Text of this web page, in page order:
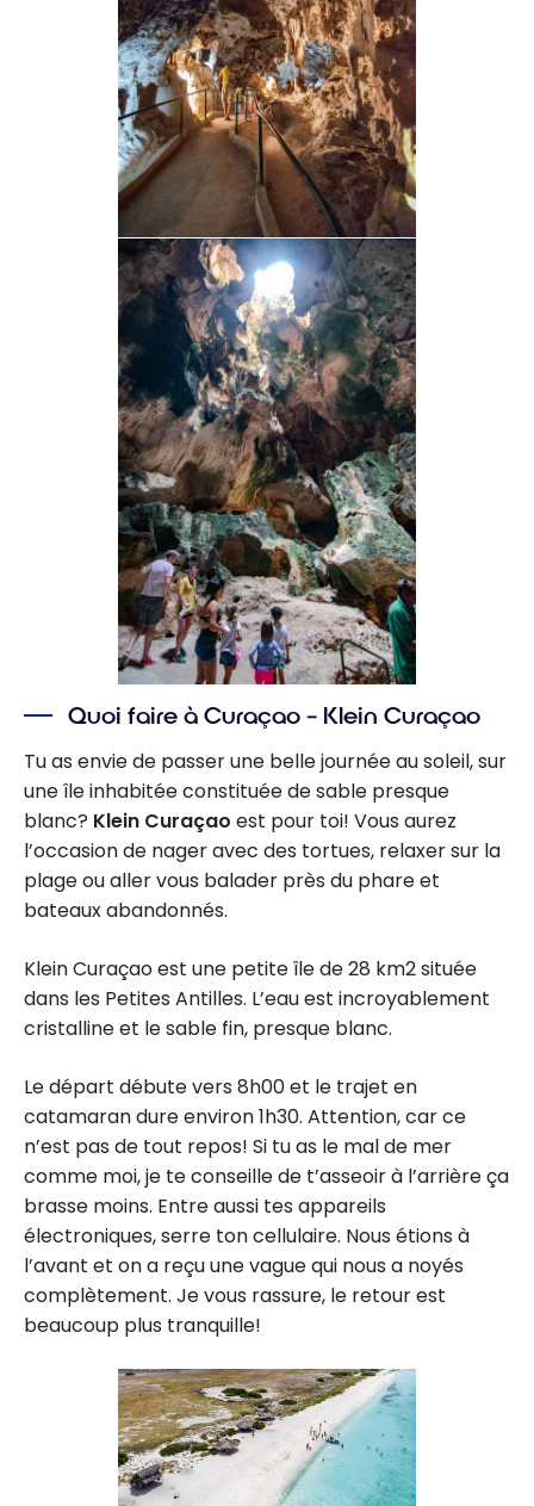
Quoi faire à Curaçao – Klein Curaçao
Tu as envie de passer une belle journée au soleil, sur
une île inhabitée constituée de sable presque
blanc? Klein Curaçao est pour toi! Vous aurez
l’occasion de nager avec des tortues, relaxer sur la
plage ou aller vous balader près du phare et
bateaux abandonnés.
Klein Curaçao est une petite île de 28 km2 située
dans les Petites Antilles. L’eau est incroyablement
cristalline et le sable fin, presque blanc.
Le départ débute vers 8h00 et le trajet en
catamaran dure environ 1h30. Attention, car ce
n’est pas de tout repos! Si tu as le mal de mer
comme moi, je te conseille de t’asseoir à l’arrière ça
brasse moins. Entre aussi tes appareils
électroniques, serre ton cellulaire. Nous étions à
l’avant et on a reçu une vague qui nous a noyés
complètement. Je vous rassure, le retour est
beaucoup plus tranquille!